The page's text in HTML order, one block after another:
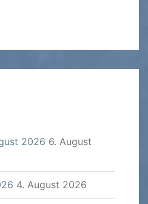
2026 6. August
4. August 2026